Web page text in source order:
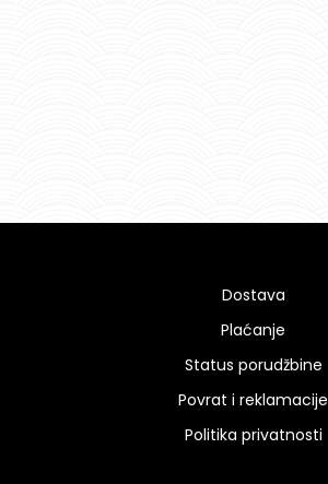
Dostava
Plaćanje
Status porudžbine
Povrat i reklamacije
Politika privatnosti